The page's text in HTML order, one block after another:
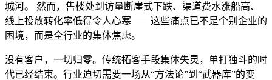
城河。 然而，售楼处到访量断崖式下跌、渠道费水涨船高、
线上投放转化率低得令人心寒——这些痛点已不是个别企业的
困境，而是全行业的集体焦虑。
没有客户，一切归零。传统拓客手段集体失灵，单打独斗的时
代已经结束。行业迫切需要一场从“方法论”到“武器库”的变